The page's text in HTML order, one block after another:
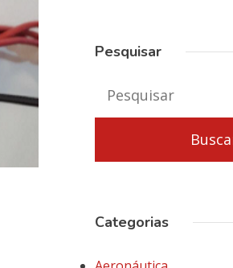
Pesquisar
Categorias